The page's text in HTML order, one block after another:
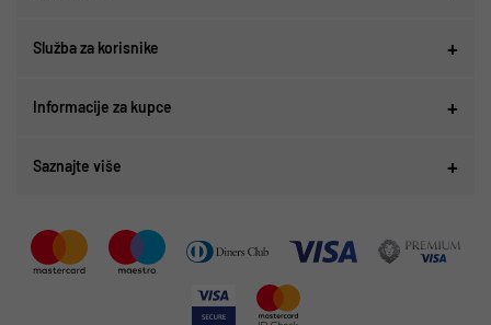
Služba za korisnike
Informacije za kupce
Saznajte više